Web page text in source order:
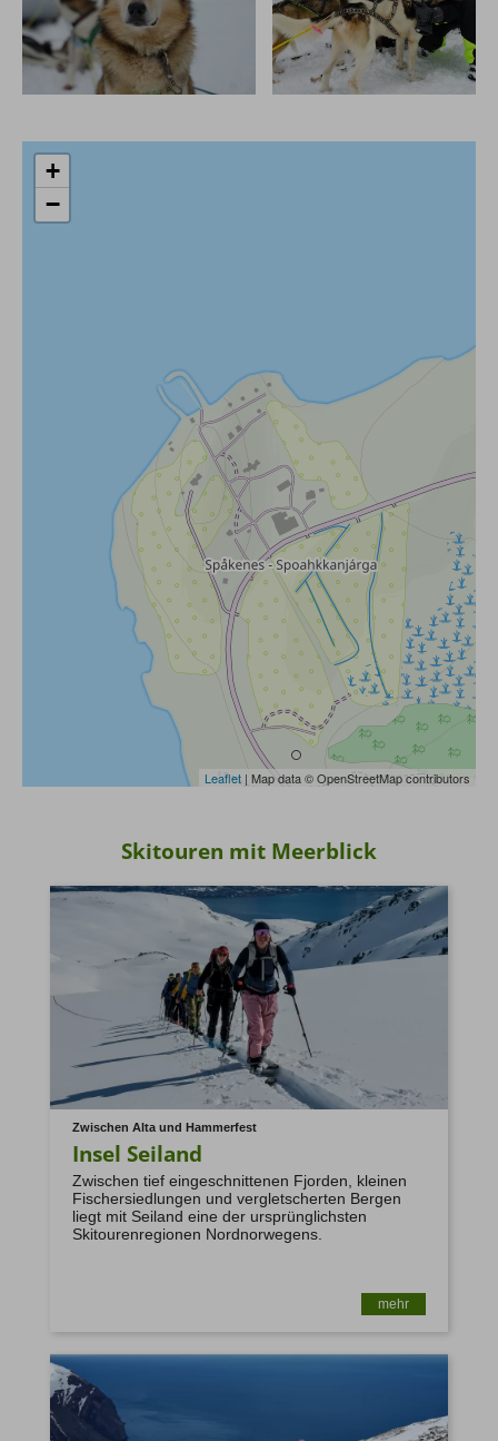
14. Reiseveranstalter
www.umsetzung-richtlinie-eu2015-
2302.de
+
−
Leaflet| Map data © OpenStreetMap contributors
Skitouren mit Meerblick
Zwischen Alta und Hammerfest
Insel Seiland
Zwischen tief eingeschnittenen Fjorden, kleinen
Fischersiedlungen und vergletscherten Bergen
liegt mit Seiland eine der ursprünglichsten
Skitourenregionen Nordnorwegens.
mehr